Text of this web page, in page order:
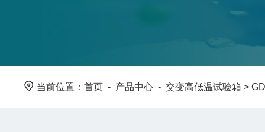
当前位置：首页 - 产品中心 -交变高低温试验箱 >